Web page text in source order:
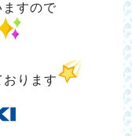
すので
ります